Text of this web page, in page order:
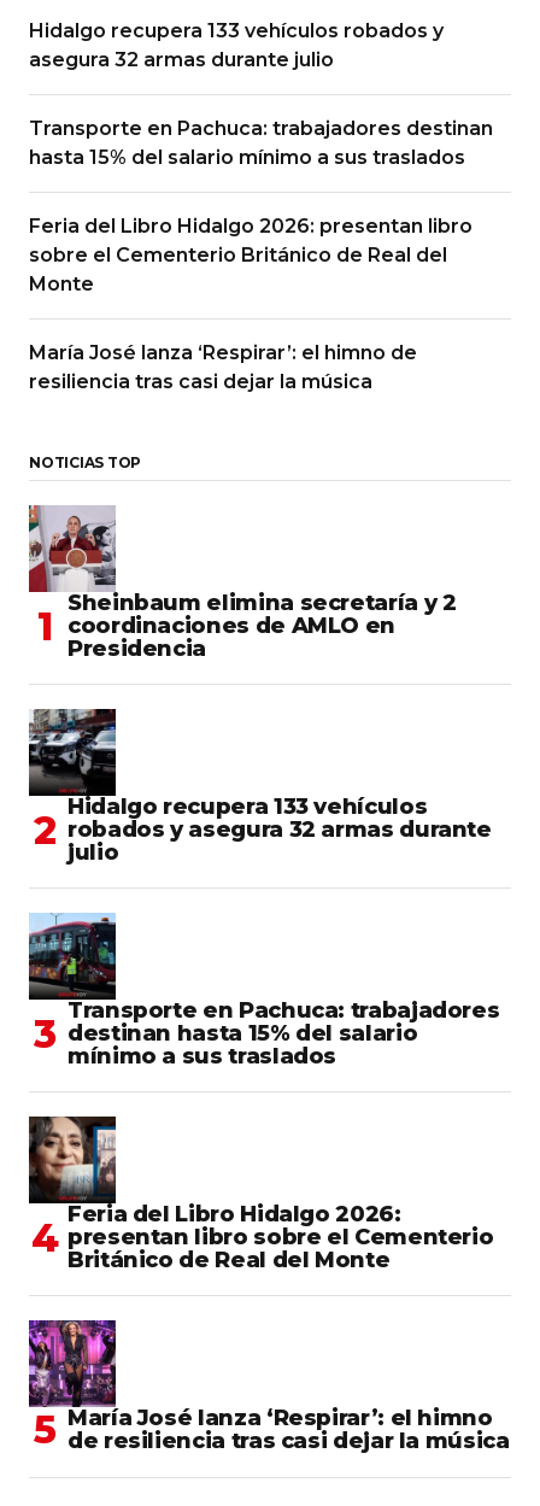
Hidalgo recupera 133 vehículos robados y
asegura 32 armas durante julio
Transporte en Pachuca: trabajadores destinan
hasta 15% del salario mínimo a sus traslados
Feria del Libro Hidalgo 2026: presentan libro
sobre el Cementerio Británico de Real del
Monte
María José lanza ‘Respirar’: el himno de
resiliencia tras casi dejar la música
NOTICIAS TOP
Sheinbaum elimina secretaría y 2
coordinaciones de AMLO en
Presidencia
Hidalgo recupera 133 vehículos
robados y asegura 32 armas durante
julio
Transporte en Pachuca: trabajadores
destinan hasta 15% del salario
mínimo a sus traslados
Feria del Libro Hidalgo 2026:
presentan libro sobre el Cementerio
Británico de Real del Monte
María José lanza ‘Respirar’: el himno
de resiliencia tras casi dejar la música